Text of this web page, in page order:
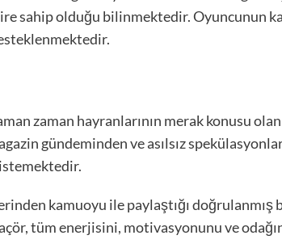
sahip olduğu bilinmektedir. Oyuncunun
zaman hayranlarının merak konusu
gündeminden ve asılsız
istemektedir.
kamuoyu ile paylaştığı
tüm enerjisini, motivasyonunu ve